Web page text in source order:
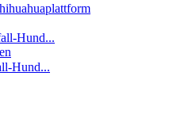
Hund...
Hund...